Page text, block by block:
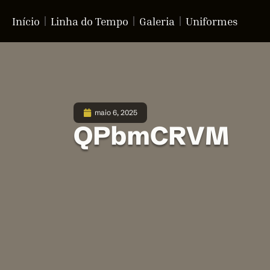
Início Linha do Tempo Galeria Uniformes
maio 6, 2025
QPbmCRVM